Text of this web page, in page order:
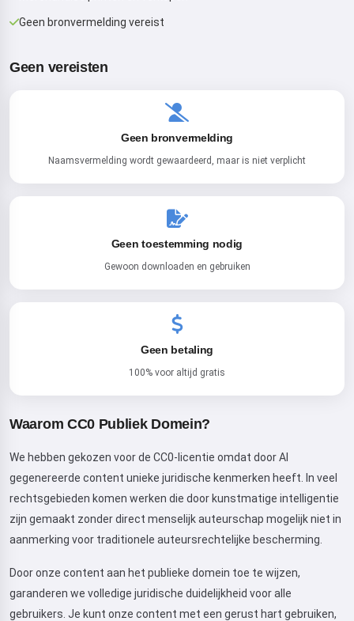
Geen bronvermelding vereist
Geen vereisten
Geen bronvermelding
Naamsvermelding wordt gewaardeerd, maar is niet verplicht
Geen toestemming nodig
Gewoon downloaden en gebruiken
Geen betaling
100% voor altijd gratis
Waarom CC0 Publiek Domein?
We hebben gekozen voor de CC0-licentie omdat door AI
gegenereerde content unieke juridische kenmerken heeft. In veel
rechtsgebieden komen werken die door kunstmatige intelligentie
zijn gemaakt zonder direct menselijk auteurschap mogelijk niet in
aanmerking voor traditionele auteursrechtelijke bescherming.
Door onze content aan het publieke domein toe te wijzen,
garanderen we volledige juridische duidelijkheid voor alle
gebruikers. Je kunt onze content met een gerust hart gebruiken,
Hoi! Ik ben Storiko 👋
Ik vertel magische
Lees een verhaal
Door de dienst te gebruiken, accepteer je: